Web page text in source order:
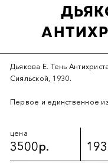
Дьякова Е. Тень
Сияльской, 1930.
Первое и единственное
цена
3500р.